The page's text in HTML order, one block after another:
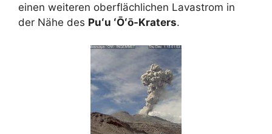
einen weiteren oberflächlichen Lavastrom in
der Nähe des Puʻu ʻŌʻō-Kraters.